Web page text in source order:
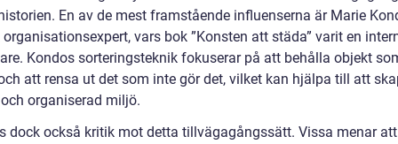
En av de mest framstående influenserna är Marie
vars bok ”Konsten att städa” varit en
Kondos sorteringsteknik fokuserar på att behålla objekt
att rensa ut det som inte gör det, vilket kan hjälpa till att
organiserad miljö.
dock också kritik mot detta tillvägagångssätt. Vissa menar